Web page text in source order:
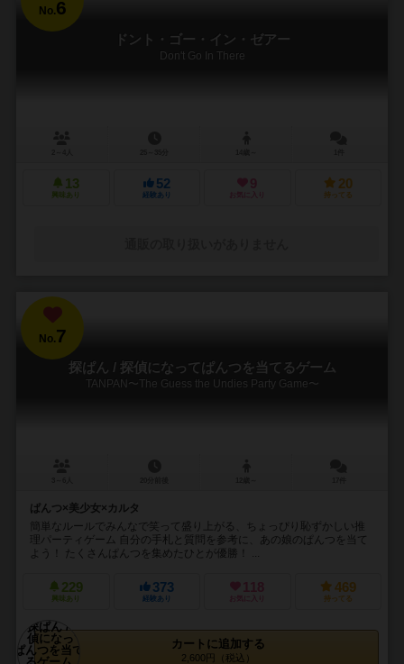
No.6
ドント・ゴー・イン・ゼアー
Don't Go In There
13
興味あり
52
経験あり
9
お気に入り
20
持ってる
No.7
探ぱん / 探偵になってぱんつを当てるゲーム
TANPAN〜The Guess the Undies Party Game〜
ぱんつ×美少女×カルタ
簡単なルールでみんなで笑って盛り上がる、ちょっぴり恥ずかしい推
理パーティゲーム 自分の手札と質問を参考に、あの娘のぱんつを当て
よう！ たくさんぱんつを集めたひとが優勝！ ...
229
興味あり
373
経験あり
118
お気に入り
469
持ってる
カートに追加する
2,600円（税込）